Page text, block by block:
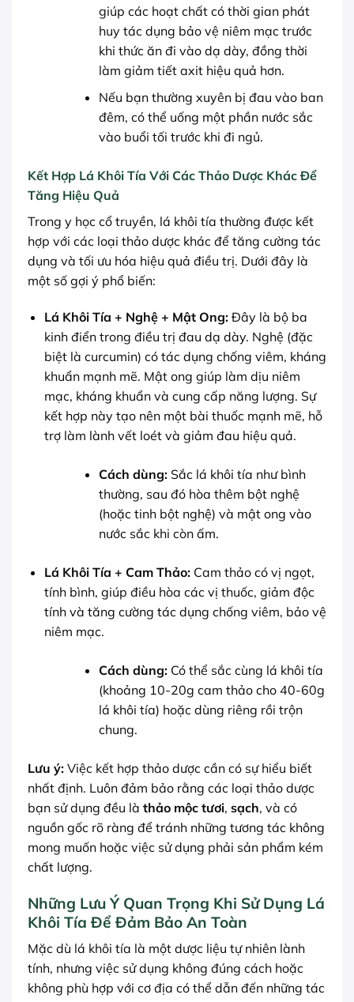
giúp các hoạt chất có thời gian phát
huy tác dụng bảo vệ niêm mạc trước
khi thức ăn đi vào dạ dày, đồng thời
làm giảm tiết axit hiệu quả hơn.
Nếu bạn thường xuyên bị đau vào ban
đêm, có thể uống một phần nước sắc
vào buổi tối trước khi đi ngủ.
Kết Hợp Lá Khôi Tía Với Các Thảo Dược Khác Để
Tăng Hiệu Quả
Trong y học cổ truyền, lá khôi tía thường được kết
hợp với các loại thảo dược khác để tăng cường tác
dụng và tối ưu hóa hiệu quả điều trị. Dưới đây là
một số gợi ý phổ biến:
Lá Khôi Tía + Nghệ + Mật Ong:Đây là bộ ba
kinh điển trong điều trị đau dạ dày. Nghệ (đặc
biệt là curcumin) có tác dụng chống viêm, kháng
khuẩn mạnh mẽ. Mật ong giúp làm dịu niêm
mạc, kháng khuẩn và cung cấp năng lượng. Sự
kết hợp này tạo nên một bài thuốc mạnh mẽ, hỗ
trợ làm lành vết loét và giảm đau hiệu quả.
Cách dùng:Sắc lá khôi tía như bình
thường, sau đó hòa thêm bột nghệ
(hoặc tinh bột nghệ) và mật ong vào
nước sắc khi còn ấm.
Lá Khôi Tía + Cam Thảo:Cam thảo có vị ngọt,
tính bình, giúp điều hòa các vị thuốc, giảm độc
tính và tăng cường tác dụng chống viêm, bảo vệ
niêm mạc.
Cách dùng:Có thể sắc cùng lá khôi tía
(khoảng 10-20g cam thảo cho 40-60g
lá khôi tía) hoặc dùng riêng rồi trộn
chung.
Lưu ý: Việc kết hợp thảo dược cần có sự hiểu biết
nhất định. Luôn đảm bảo rằng các loại thảo dược
bạn sử dụng đều là thảo mộc tươi, sạch, và có
nguồn gốc rõ ràng để tránh những tương tác không
mong muốn hoặc việc sử dụng phải sản phẩm kém
chất lượng.
Những Lưu Ý Quan Trọng Khi Sử Dụng Lá
Khôi Tía Để Đảm Bảo An Toàn
Mặc dù lá khôi tía là một dược liệu tự nhiên lành
tính, nhưng việc sử dụng không đúng cách hoặc
không phù hợp với cơ địa có thể dẫn đến những tác